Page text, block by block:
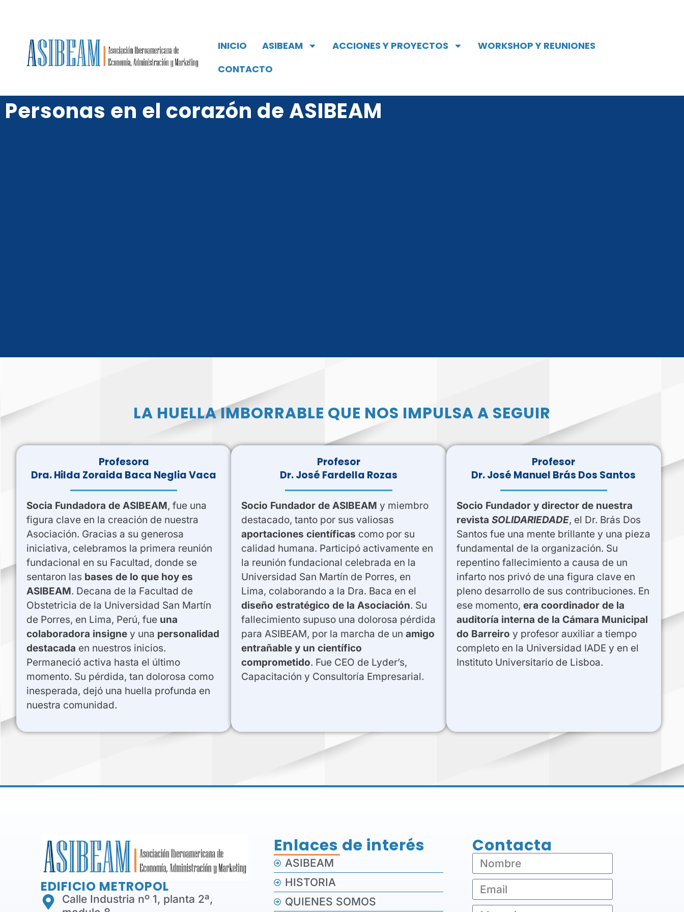
INICIO ASIBEAM ACCIONES Y PROYECTOS
WORKSHOP Y REUNIONES
CONTACTO
Personas en el corazón de ASIBEAM
LA HUELLA IMBORRABLE QUE NOS IMPULSA A SEGUIR
Profesora
Dra. Hilda Zoraida Baca Neglia Vaca
Socia Fundadora de ASIBEAM, fue una
figura clave en la creación de nuestra
Asociación. Gracias a su generosa
iniciativa, celebramos la primera reunión
fundacional en su Facultad, donde se
sentaron las bases de lo que hoy es
ASIBEAM. Decana de la Facultad de
Obstetricia de la Universidad San Martín
de Porres, en Lima, Perú, fue una
colaboradora insigne y una personalidad
destacada en nuestros inicios.
Permaneció activa hasta el último
momento. Su pérdida, tan dolorosa como
inesperada, dejó una huella profunda en
nuestra comunidad.
Profesor
Dr. José Fardella Rozas
Socio Fundador de ASIBEAM y miembro
destacado, tanto por sus valiosas
aportaciones científicas como por su
calidad humana. Participó activamente en
la reunión fundacional celebrada en la
Universidad San Martín de Porres, en
Lima, colaborando a la Dra. Baca en el
diseño estratégico de la Asociación. Su
fallecimiento supuso una dolorosa pérdida
para ASIBEAM, por la marcha de unamigo
entrañable y un científico
comprometido. Fue CEO de Lyder’s,
Capacitación y Consultoría Empresarial.
Profesor
Dr. José Manuel Brás Dos Santos
Socio Fundador y director de nuestra
revista SOLIDARIEDADE, el Dr. Brás Dos
Santos fue una mente brillante y una pieza
fundamental de la organización. Su
repentino fallecimiento a causa de un
infarto nos privó de una figura clave en
pleno desarrollo de sus contribuciones. En
ese momento, era coordinador de la
auditoría interna de la Cámara Municipal
do Barreiro y profesor auxiliar a tiempo
completo en la Universidad IADE y en el
Instituto Universitario de Lisboa.
EDIFICIO METROPOL
Calle Industria nº 1, planta 2ª,
Enlaces de interés
ASIBEAM
HISTORIA
QUIENES SOMOS
Contacta